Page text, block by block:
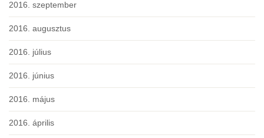
2016. szeptember
2016. augusztus
2016. július
2016. június
2016. május
2016. április